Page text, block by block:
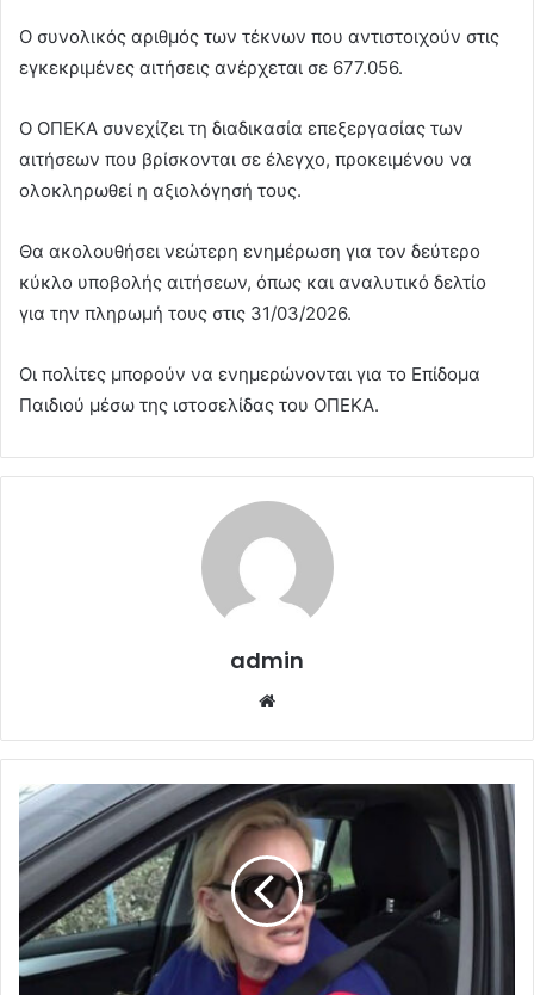
Ο συνολικός αριθμός των τέκνων που αντιστοιχούν στις
εγκεκριμένες αιτήσεις ανέρχεται σε 677.056.
Ο ΟΠΕΚΑ συνεχίζει τη διαδικασία επεξεργασίας των
αιτήσεων που βρίσκονται σε έλεγχο, προκειμένου να
ολοκληρωθεί η αξιολόγησή τους.
Θα ακολουθήσει νεώτερη ενημέρωση για τον δεύτερο
κύκλο υποβολής αιτήσεων, όπως και αναλυτικό δελτίο
για την πληρωμή τους στις 31/03/2026.
Οι πολίτες μπορούν να ενημερώνονται για το Επίδομα
Παιδιού μέσω της ιστοσελίδας του ΟΠΕΚΑ.
admin